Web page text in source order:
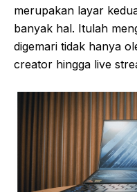
merupakan layar
banyak hal. Itulah
digemari tidak hanya
creator hingga live